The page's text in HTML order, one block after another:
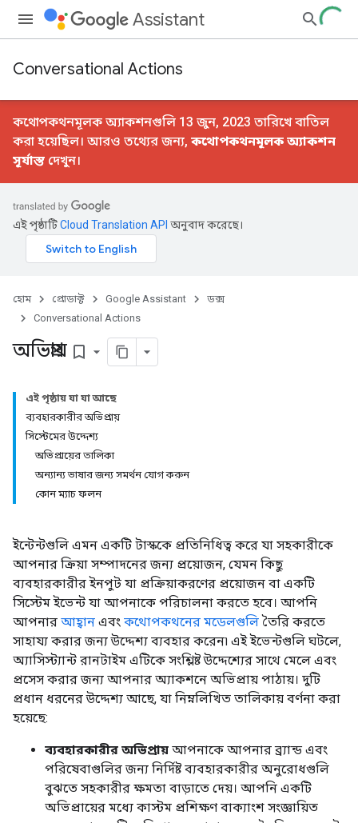
Assistant
Conversational Actions
কথোপকথনমূলক অ্যাকশনগুলি 13 জুন, 2023 তারিখে বাতিল
করা হয়েছিল। আরও তথ্যের জন্য, কথোপকথনমূলক অ্যাকশন
সূর্যাস্ত দেখুন।
এই পৃষ্ঠাটিCloud Translation API অনুবাদ করেছে।
হোম প্রোডাক্ট Google Assistant
ডক্স
Conversational Actions
অভিপ্রায় bookmark_border
এই পৃষ্ঠায় যা যা আছে
ব্যবহারকারীর অভিপ্রায়
সিস্টেমের উদ্দেশ্য
অভিপ্রায়ের তালিকা
অন্যান্য ভাষার জন্য সমর্থন যোগ করুন
কোন ম্যাচ ফলন
ইন্টেন্টগুলি এমন একটি টাস্ককে প্রতিনিধিত্ব করে যা সহকারীকে
আপনার ক্রিয়া সম্পাদনের জন্য প্রয়োজন, যেমন কিছু
ব্যবহারকারীর ইনপুট যা প্রক্রিয়াকরণের প্রয়োজন বা একটি
সিস্টেম ইভেন্ট যা আপনাকে পরিচালনা করতে হবে। আপনি
আপনার আহ্বান এবং কথোপকথনের মডেলগুলি তৈরি করতে
সাহায্য করার জন্য উদ্দেশ্য ব্যবহার করেন৷ এই ইভেন্টগুলি ঘটলে,
অ্যাসিস্ট্যান্ট রানটাইম এটিকে সংশ্লিষ্ট উদ্দেশ্যের সাথে মেলে এবং
প্রসেস করার জন্য আপনার অ্যাকশনে অভিপ্রায় পাঠায়। দুটি
প্রধান ধরনের উদ্দেশ্য আছে, যা নিম্নলিখিত তালিকায় বর্ণনা করা
হয়েছে:
ব্যবহারকারীর অভিপ্রায় আপনাকে আপনার ব্র্যান্ড এবং
পরিষেবাগুলির জন্য নির্দিষ্ট ব্যবহারকারীর অনুরোধগুলি
বুঝতে সহকারীর ক্ষমতা বাড়াতে দেয়। আপনি একটি
অভিপ্রায়ের মধ্যে কাস্টম প্রশিক্ষণ বাক্যাংশ সংজ্ঞায়িত